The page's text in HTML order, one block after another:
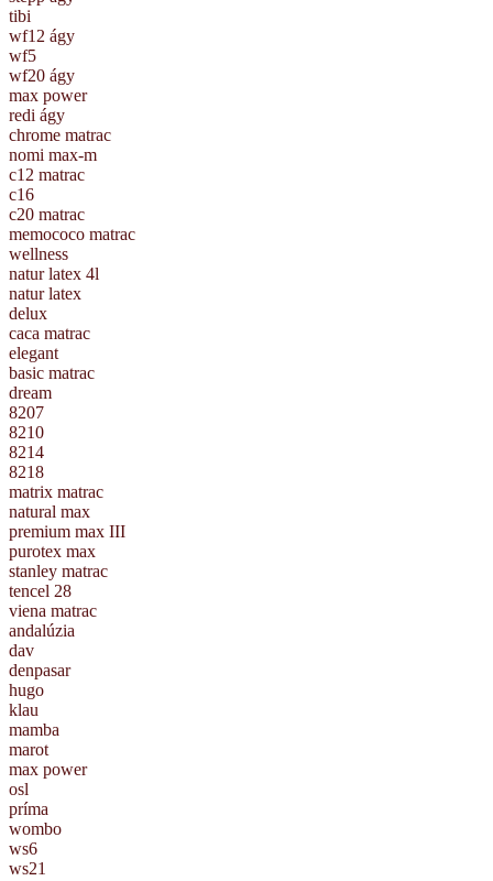
tibi
wf12 ágy
wf5
wf20 ágy
max power
redi ágy
chrome matrac
nomi max-m
c12 matrac
c16
c20 matrac
memococo matrac
wellness
natur latex 4l
natur latex
delux
caca matrac
elegant
basic matrac
dream
8207
8210
8214
8218
matrix matrac
natural max
premium max III
purotex max
stanley matrac
tencel 28
viena matrac
andalúzia
dav
denpasar
hugo
klau
mamba
marot
max power
osl
príma
wombo
ws6
ws21